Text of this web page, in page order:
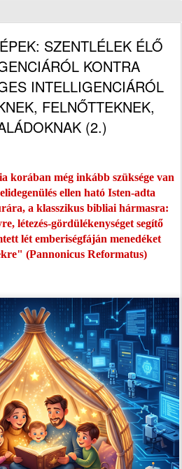
SZENTLÉLEK ÉLŐ
KONTRA
INTELLIGENCIÁRÓL
FELNŐTTEKNEK,
(2.)
korában még inkább szüksége van
ellen ható Isten-adta
a klasszikus bibliai hármasra:
létezés-gördülékenységet segítő
lét emberiségfáján menedéket
(Pannonicus Reformatus)